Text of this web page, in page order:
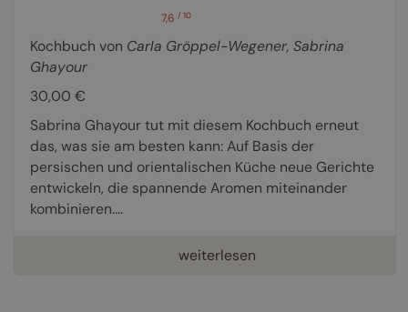
7,6/ 10
Kochbuch von Carla Gröppel-Wegener, Sabrina
Ghayour
30,00 €
Sabrina Ghayour tut mit diesem Kochbuch erneut
das, was sie am besten kann: Auf Basis der
persischen und orientalischen Küche neue Gerichte
entwickeln, die spannende Aromen miteinander
kombinieren....
weiterlesen